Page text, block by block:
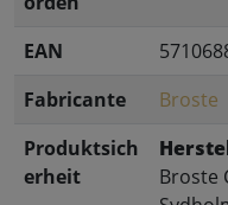
EAN
Fabricante
Broste
Produktsich
erheit
Broste